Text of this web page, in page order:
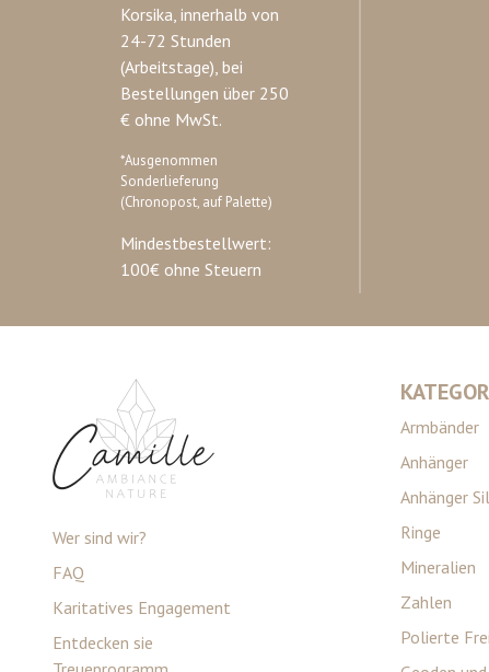
Korsika, innerhalb von
24-72 Stunden
(Arbeitstage), bei
Bestellungen über 250
€ ohne MwSt.
*Ausgenommen
Sonderlieferung
(Chronopost, auf Palette)
Mindestbestellwert:
100€ ohne Steuern
Wer sind wir?
FAQ
Karitatives Engagement
Entdecken sie
Armbänder
Anhänger
Anhänger
Ringe
Mineralien
Zahlen
Polierte